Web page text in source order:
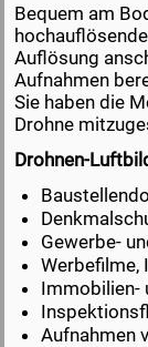
Bequem am
Auflösung
Aufnahmen
Sie haben die
Drohne
Drohnen-
Gewerbe-
Werbefilme,
Immobilien-
Aufnahmen